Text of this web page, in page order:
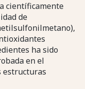
científicamente
de
ha sido
en el
estructuras